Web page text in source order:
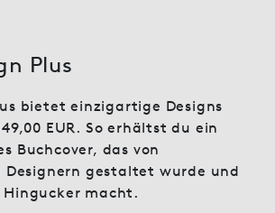
Plus
bietet einzigartige Designs
EUR. So erhältst du ein
Buchcover, das von
Designern gestaltet wurde und
macht.